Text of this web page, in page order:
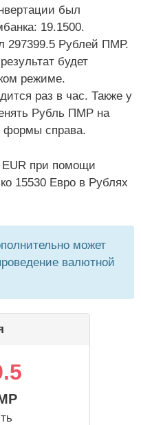
был
19.1500.
297399.5 Рублей ПМР.
будет
режиме.
раз в час. Также у
Рубль ПМР на
справа.
EUR при помощи
15530 Евро в Рублях
может
валютной